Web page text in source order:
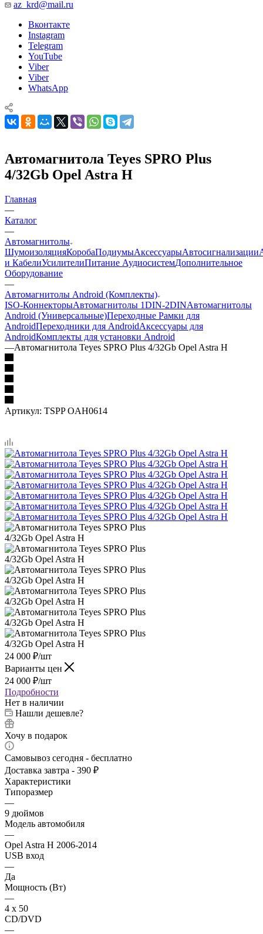
az_krd@mail.ru
Вконтакте
Instagram
Telegram
YouTube
Viber
Viber
WhatsApp
Автомагнитола Teyes SPRO Plus
4/32Gb Opel Astra H
Главная
—
Каталог
—
Автомагнитолы
ШумоизоляцияКоробаПодиумыАксессуарыАвтосигнализации
и КабелиУсилителиПитание АудиосистемДополнительное
Оборудование
—
Автомагнитолы Android (Комплекты)
ISO-КоннекторыАвтомагнитолы 1DIN-2DINАвтомагнитолы
Android (Универсальные)Переходные Рамки для
AndroidПереходники для AndroidАксессуары для
AndroidКомплекты для установки Android
—Автомагнитола Teyes SPRO Plus 4/32Gb Opel Astra H
Артикул: TSPP OAH0614
24 000 ₽/шт
Варианты цен
24 000 ₽/шт
Подробности
Нет в наличии
Нашли дешевле?
Хочу в подарок
Самовывоз сегодня - бесплатно
Доставка завтра - 390 ₽
Характеристики
Типоразмер
—
9 дюймов
Модель автомобиля
—
Opel Astra H 2006-2014
USB вход
—
Да
Мощность (Вт)
—
4 х 50
CD/DVD
—